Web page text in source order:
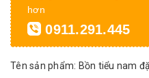
hơn
0911.291.445
Tên sản phẩm: Bồn tiểu nam